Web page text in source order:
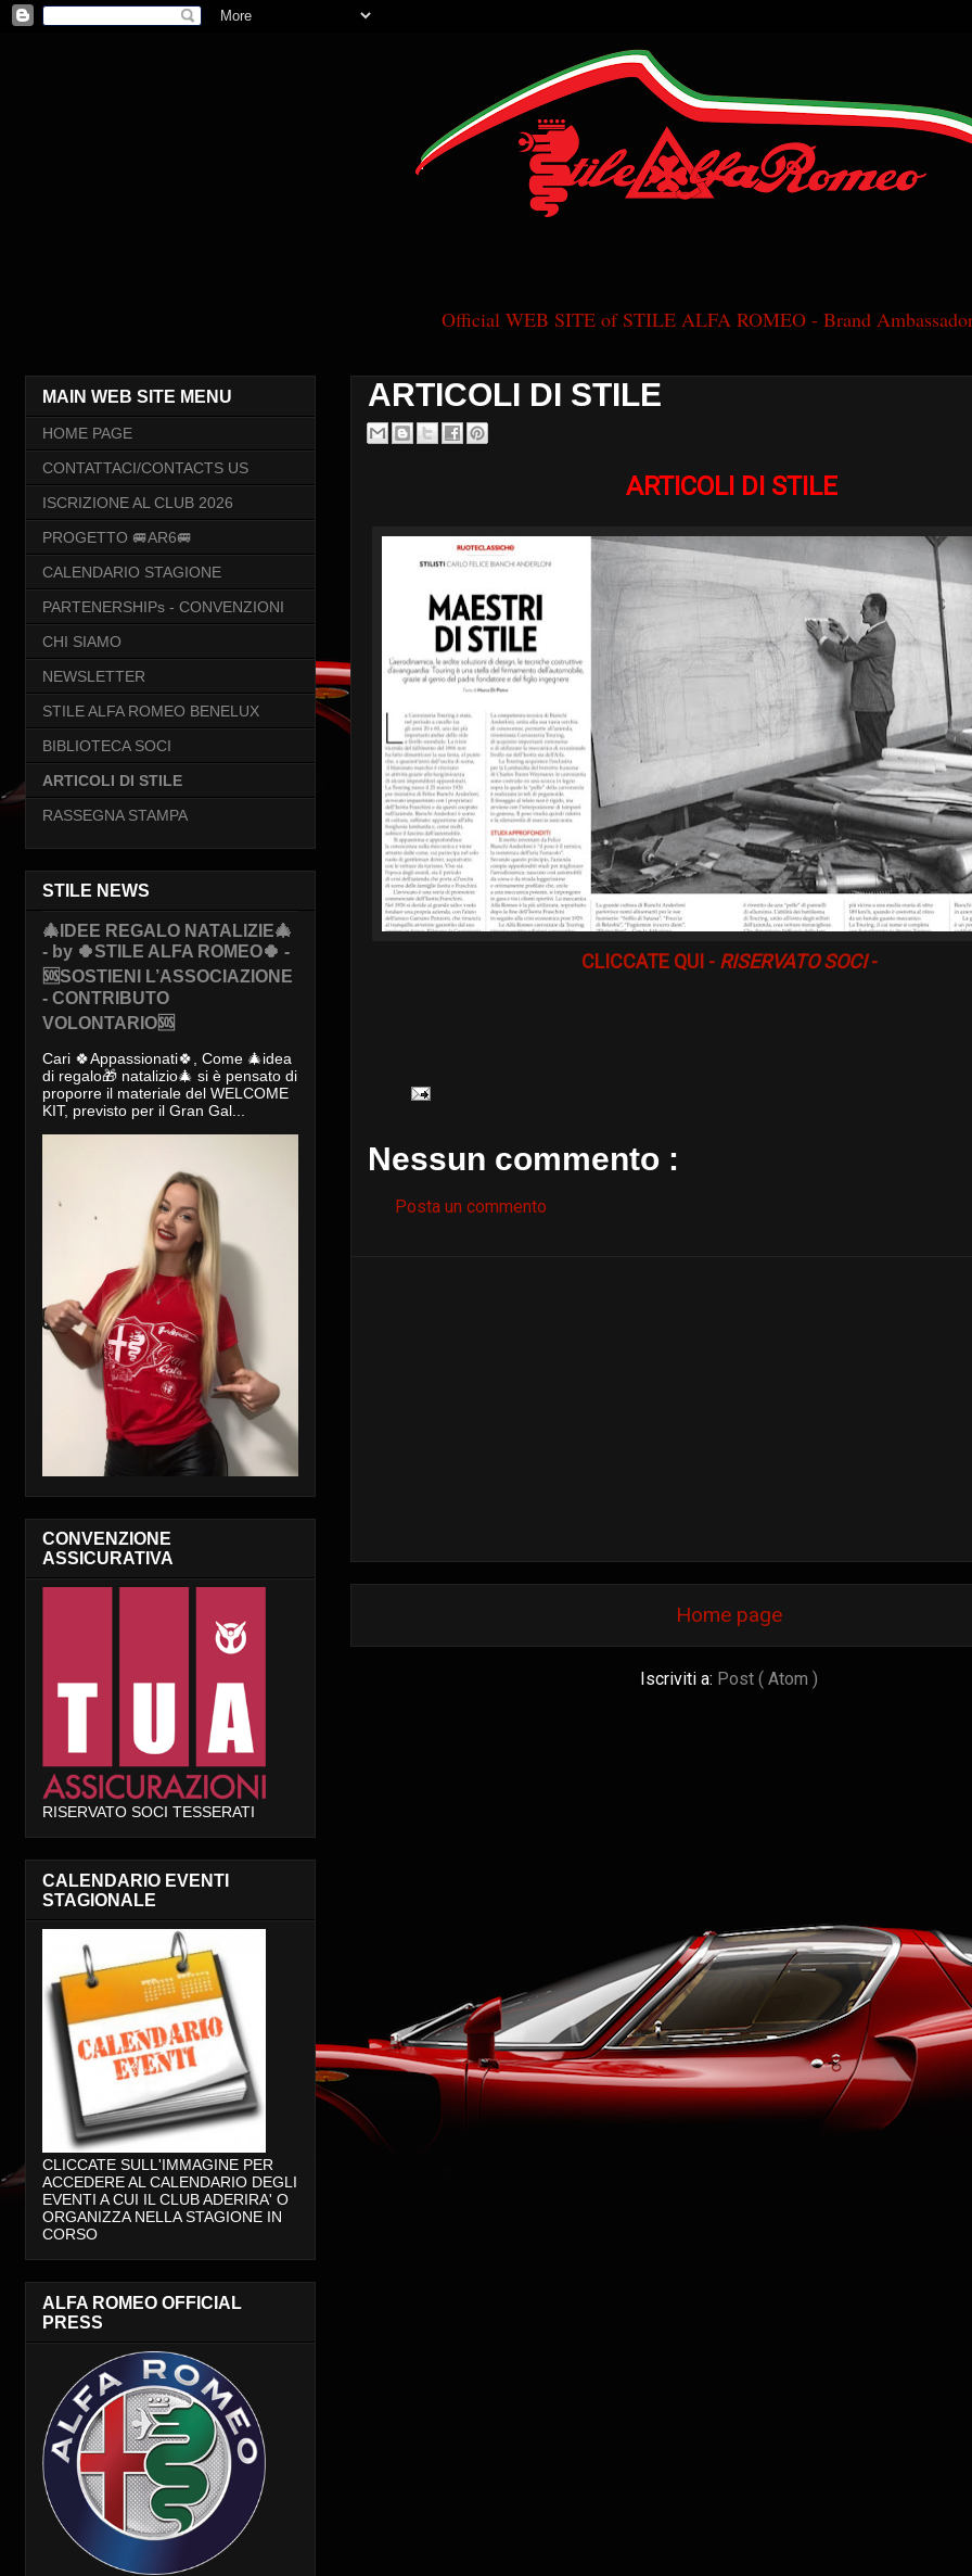
Official WEB SITE of STILE ALFA ROMEO - Brand
ARTICOLI DI STILE
ARTICOLI DI STILE
CLICCATE QUI - RISERVATO SOCI-
Nessun commento :
Posta un commento
Home page
Iscriviti a: Post ( Atom )
MAIN WEB SITE MENU
HOME PAGE
CONTATTACI/CONTACTS US
ISCRIZIONE AL CLUB 2026
PROGETTO 🚐AR6🚐
CALENDARIO STAGIONE
PARTENERSHIPs - CONVENZIONI
CHI SIAMO
NEWSLETTER
STILE ALFA ROMEO BENELUX
BIBLIOTECA SOCI
ARTICOLI DI STILE
RASSEGNA STAMPA
STILE NEWS
🎄IDEE REGALO NATALIZIE🎄
- by 🍀STILE ALFA ROMEO🍀 -
🆘SOSTIENI L’ASSOCIAZIONE
- CONTRIBUTO
VOLONTARIO🆘
Cari 🍀Appassionati🍀, Come 🎄idea
di regalo🎁 natalizio🎄 si è pensato di
proporre il materiale del WELCOME
KIT, previsto per il Gran Gal...
CONVENZIONE
ASSICURATIVA
RISERVATO SOCI TESSERATI
CALENDARIO EVENTI
STAGIONALE
CLICCATE SULL'IMMAGINE PER
ACCEDERE AL CALENDARIO DEGLI
EVENTI A CUI IL CLUB ADERIRA' O
ORGANIZZA NELLA STAGIONE IN
CORSO
ALFA ROMEO OFFICIAL
PRESS